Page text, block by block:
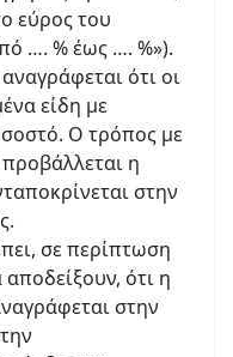
εύρος του
…. % έως …. %»).
ότι οι
είδη με
Ο τρόπος με
η
στην
σε περίπτωση
ότι η
στην